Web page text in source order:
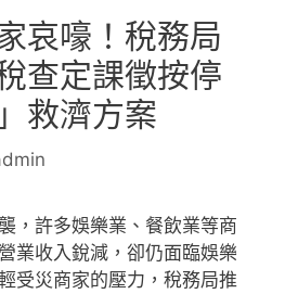
哀嚎！稅務局
查定課徵按停
救濟方案
，許多娛樂業、餐飲業等商
業收入銳減，卻仍面臨娛樂
受災商家的壓力，稅務局推